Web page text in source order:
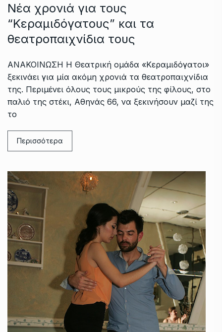
Νέα χρονιά για τους
“Κεραμιδόγατους” και τα
θεατροπαιχνίδια τους
ΑΝΑΚΟΙΝΩΣΗ Η Θεατρική ομάδα «Κεραμιδόγατοι»
ξεκινάει για μία ακόμη χρονιά τα θεατροπαιχνίδια
της. Περιμένει όλους τους μικρούς της φίλους, στο
παλιό της στέκι, Αθηνάς 66, να ξεκινήσουν μαζί της
το
Περισσότερα